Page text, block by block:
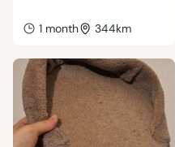
1 month 344km